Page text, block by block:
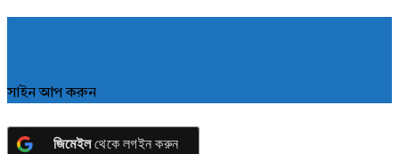
সাইন আপ করুন
জিমেইলথেকে লগইন করুন